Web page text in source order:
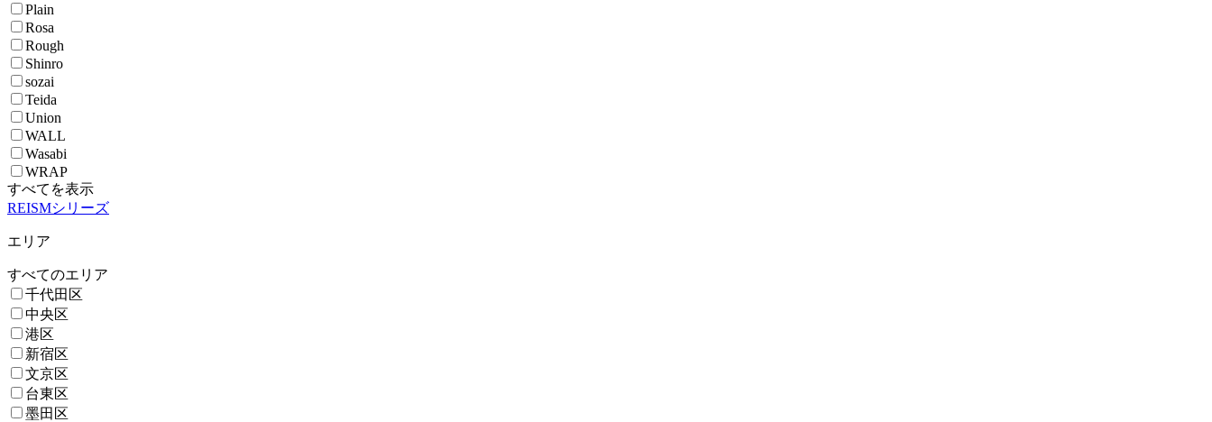
Plain
Rosa
Rough
Shinro
sozai
Teida
Union
WALL
Wasabi
WRAP
すべてを表示
REISMシリーズ
エリア
すべてのエリア
千代田区
中央区
港区
新宿区
文京区
台東区
墨田区